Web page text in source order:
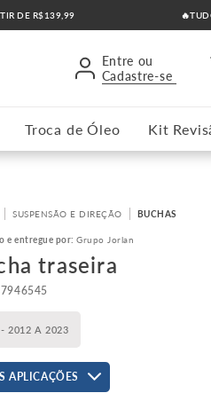
DE R$139,99
Entre ou
Cadastre-se
Troca de Óleo Kit
SUSPENSÃO E DIREÇÃO BUCHAS
e entregue por:Grupo Jorlan
traseira
- 2012 A 2023
APLICAÇÕES